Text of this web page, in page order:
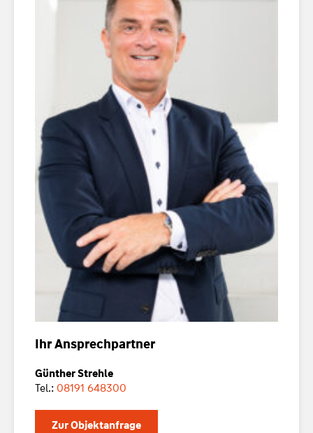
Ihr Ansprechpartner
Günther Strehle
Tel.: 08191 648300
Zur Objektanfrage